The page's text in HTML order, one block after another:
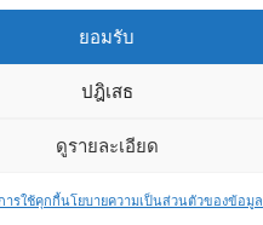
ยอมรับ
ปฎิเสธ
ดูรายละเอียด
ารใช้คุกกี้นโยบายความเป็นส่วนตัวของข้อมูล